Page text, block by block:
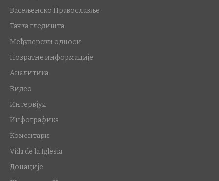
Васељенско Православље
Тачка гледишта
Међуверски односи
Повратне информације
Аналитика
Видео
Интервјуи
Инфографика
Коментари
Vida de la Iglesia
Донације